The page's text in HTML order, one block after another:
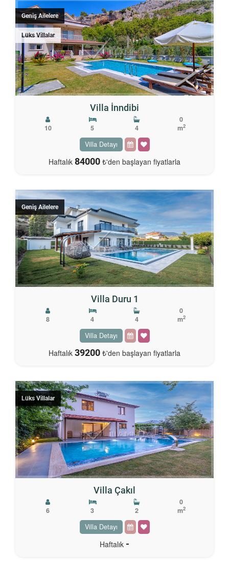
Geniş Ailelere
Lüks Villalar
Villa İnndibi
10 5 4
0
m2
Villa Detayı
Haftalık 84000 ₺'den başlayan fiyatlarla
Geniş Ailelere
Villa Duru 1
8 4 4
0
m2
Villa Detayı
Haftalık 39200 ₺'den başlayan fiyatlarla
Lüks Villalar
Villa Çakıl
6 3 2
0
m2
Villa Detayı
Haftalık -